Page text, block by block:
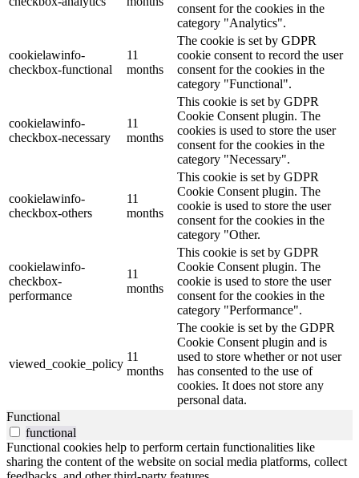
consent for the cookies in the
category "Analytics".
cookielawinfo-
checkbox-functional
11
months
The cookie is set by GDPR
cookie consent to record the user
consent for the cookies in the
category "Functional".
cookielawinfo-
checkbox-necessary
11
months
This cookie is set by GDPR
Cookie Consent plugin. The
cookies is used to store the user
consent for the cookies in the
category "Necessary".
cookielawinfo-
checkbox-others
11
months
This cookie is set by GDPR
Cookie Consent plugin. The
cookie is used to store the user
consent for the cookies in the
category "Other.
cookielawinfo-
checkbox-
performance
11
months
This cookie is set by GDPR
Cookie Consent plugin. The
cookie is used to store the user
consent for the cookies in the
category "Performance".
viewed_cookie_policy
11
months
The cookie is set by the GDPR
Cookie Consent plugin and is
used to store whether or not user
has consented to the use of
cookies. It does not store any
personal data.
Functional
functional
Functional cookies help to perform certain functionalities like
sharing the content of the website on social media platforms, collect